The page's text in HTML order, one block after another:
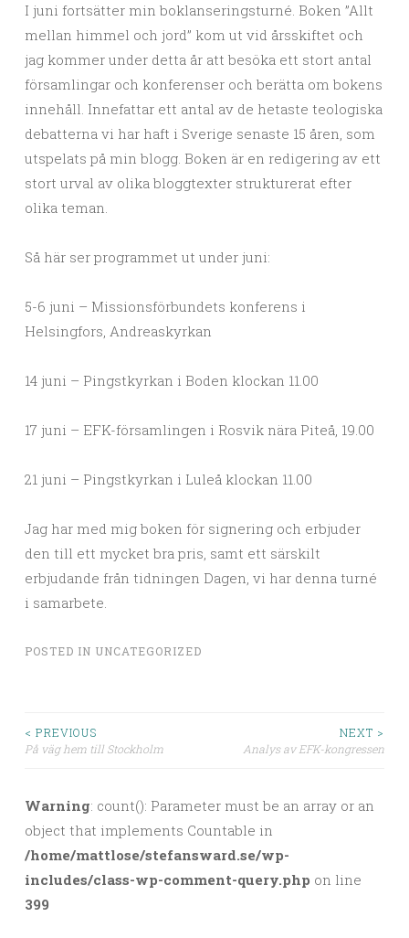
I juni fortsätter min boklanseringsturné. Boken ”Allt
mellan himmel och jord” kom ut vid årsskiftet och
jag kommer under detta år att besöka ett stort antal
församlingar och konferenser och berätta om bokens
innehåll. Innefattar ett antal av de hetaste teologiska
debatterna vi har haft i Sverige senaste 15 åren, som
utspelats på min blogg. Boken är en redigering av ett
stort urval av olika bloggtexter strukturerat efter
olika teman.
Så här ser programmet ut under juni:
5-6 juni – Missionsförbundets konferens i
Helsingfors, Andreaskyrkan
14 juni – Pingstkyrkan i Boden klockan 11.00
17 juni – EFK-församlingen i Rosvik nära Piteå, 19.00
21 juni – Pingstkyrkan i Luleå klockan 11.00
Jag har med mig boken för signering och erbjuder
den till ett mycket bra pris, samt ett särskilt
erbjudande från tidningen Dagen, vi har denna turné
i samarbete.
POSTED IN UNCATEGORIZED
Post navigation
< PREVIOUS
På väg hem till Stockholm
NEXT >
Analys av EFK-kongressen
Warning: count(): Parameter must be an array or an
object that implements Countable in
/home/mattlose/stefansward.se/wp-
includes/class-wp-comment-query.php on line
399